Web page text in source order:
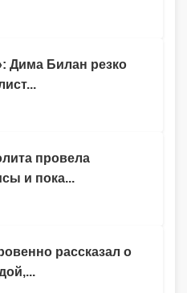
рассказал о
Дима Билан резко
провела
и пока...